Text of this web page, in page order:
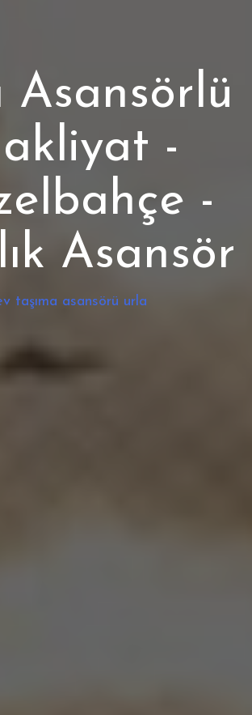
Asansörlü
-
-
Asansör
taşıma asansörü urla